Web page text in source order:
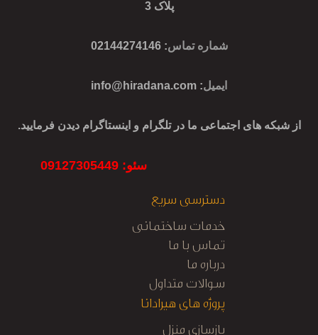
پلاک 3
شماره تماس: 02144274146
ایمیل:
info@hiradana.com
از شبکه های اجتماعی ما در تلگرام و اینستاگرام دیدن فرمایید.
سئو: 09127305449
دسترسی سریع
خدمات ساختمانی
تماس با ما
درباره ما
سوالات متداول
پروژه های هیرادانا
بازسازی منزل